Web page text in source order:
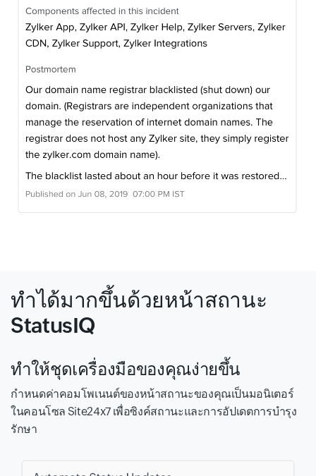
ทำได้มากขึ้นด้วยหน้าสถานะ
StatusIQ
ทำให้ชุดเครื่องมือของคุณง่ายขึ้น
กำหนดค่าคอมโพเนนต์ของหน้าสถานะของคุณเป็นมอนิเตอร์
ในคอนโซล Site24x7 เพื่อซิงค์สถานะและการอัปเดตการบำรุง
รักษา